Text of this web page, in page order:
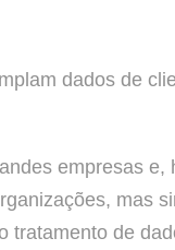
dados de
empresas e,
mas
tratamento de